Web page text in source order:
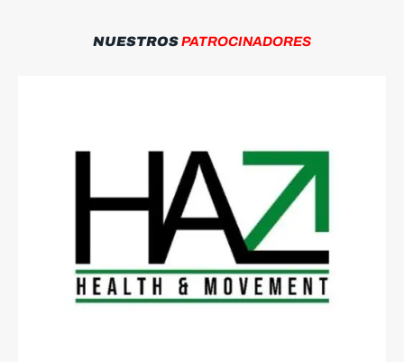
NUESTROSPATROCINADORES